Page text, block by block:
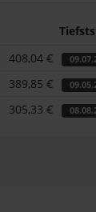
408,04 €
389,85 €
305,33 €